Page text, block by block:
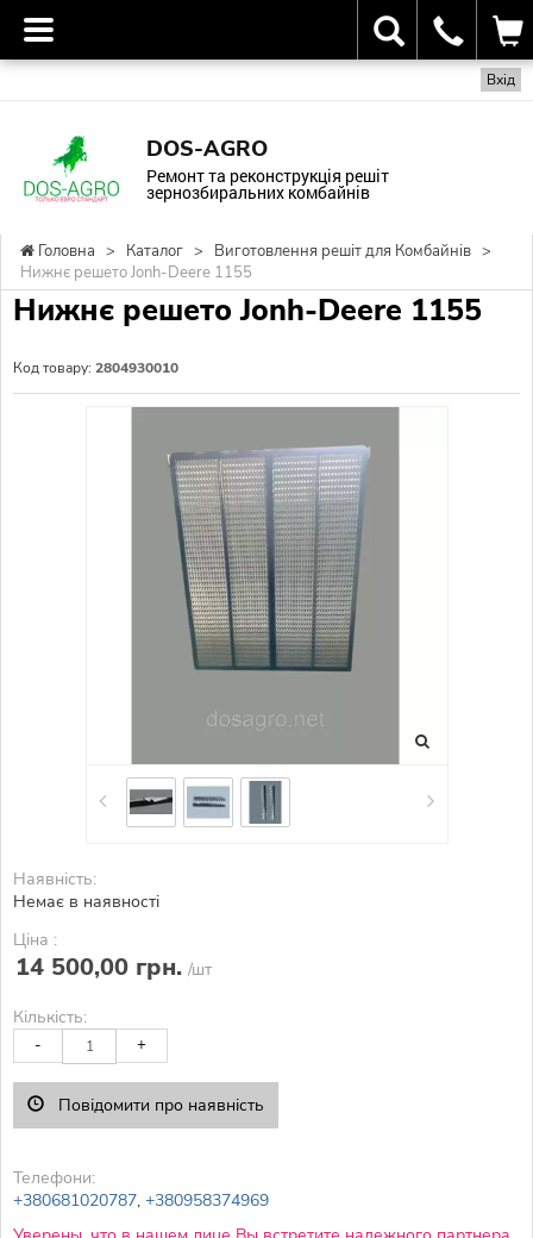
Вхід
DOS-AGRO
Ремонт та реконструкція решіт
зернозбиральних комбайнів
Головна > Каталог > Виготовлення решіт для Комбайнів >
Нижнє решето Jonh-Deere 1155
Нижнє решето Jonh-Deere 1155
Код товару: 2804930010
Наявність:
Немає в наявності
Ціна :
14 500,00 грн. /шт
Кількість:
- +
Повідомити про наявність
Телефони:
+380681020787, +380958374969